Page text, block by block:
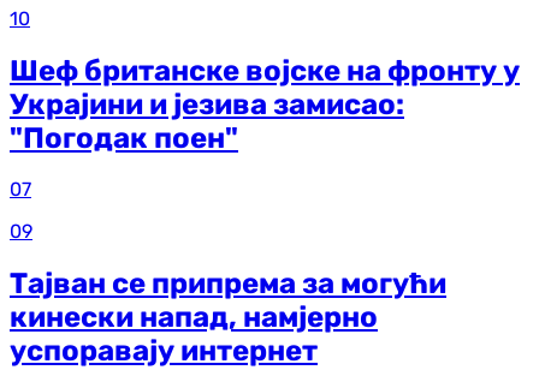
10
Шеф британске војске на фронту у
Украјини и језива замисао:
"Погодак поен"
07
09
Тајван се припрема за могући
кинески напад, намјерно
успоравају интернет